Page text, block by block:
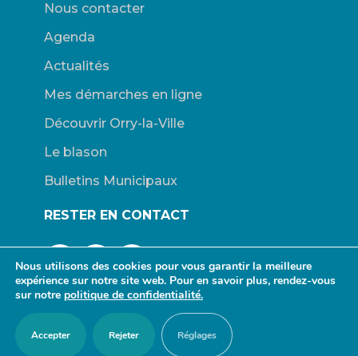
Nous contacter
Agenda
Actualités
Mes démarches en ligne
Découvrir Orry-la-Ville
Le blason
Bulletins Municipaux
RESTER EN CONTACT
Connexion Mentions légales
propulsé par Wordpress. | Design :
Nous utilisons des cookies pour vous garantir la meilleure
expérience sur notre site web. Pour en savoir plus, rendez-vous
sur notre politique de confidentialité.
Accepter Rejeter Réglages